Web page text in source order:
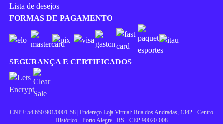
Lista de desejos
FORMAS DE PAGAMENTO
SEGURANÇA E CERTIFICADOS
CNPJ: 54.650.901/0001-58 | Endereço Loja Virtual: Rua dos Andradas, 1342 - Centro
Histórico - Porto Alegre - RS - CEP 90020-008